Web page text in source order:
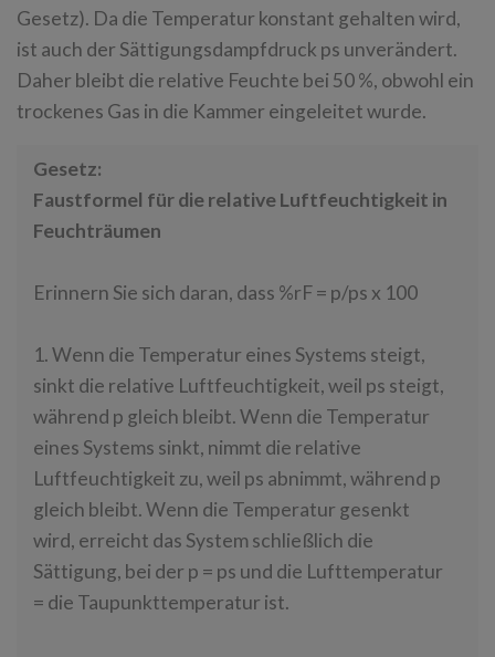
Gesetz). Da die Temperatur konstant gehalten wird,
ist auch der Sättigungsdampfdruck ps unverändert.
Daher bleibt die relative Feuchte bei 50 %, obwohl ein
trockenes Gas in die Kammer eingeleitet wurde.
Gesetz:
Faustformel für die relative Luftfeuchtigkeit in
Feuchträumen
Erinnern Sie sich daran, dass %rF = p/ps x 100
1. Wenn die Temperatur eines Systems steigt,
sinkt die relative Luftfeuchtigkeit, weil ps steigt,
während p gleich bleibt. Wenn die Temperatur
eines Systems sinkt, nimmt die relative
Luftfeuchtigkeit zu, weil ps abnimmt, während p
gleich bleibt. Wenn die Temperatur gesenkt
wird, erreicht das System schließlich die
Sättigung, bei der p = ps und die Lufttemperatur
= die Taupunkttemperatur ist.